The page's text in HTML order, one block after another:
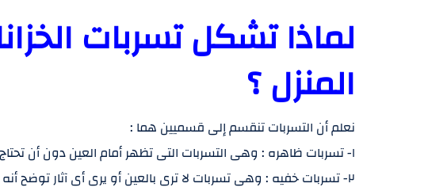
لماذا تشكل تسربات
المنزل ؟
نعلم أن التسربات تنقسم إلى قسميين هما :
١- تسربات ظاهره : وهى التسربات التى تظهر أمام العين دون أن تحتاج إلى شركة كشف التسربات .
٢- تسربات خفيه : وهى تسربات لا ترى بالعين أو يرى أى آثار توضح